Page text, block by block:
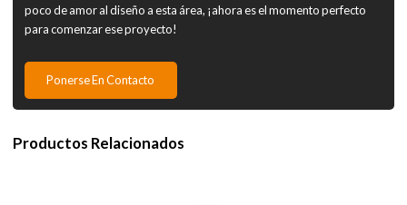
poco de amor al diseño a esta área, ¡ahora es el momento perfecto
para comenzar ese proyecto!
Ponerse En Contacto
Productos Relacionados